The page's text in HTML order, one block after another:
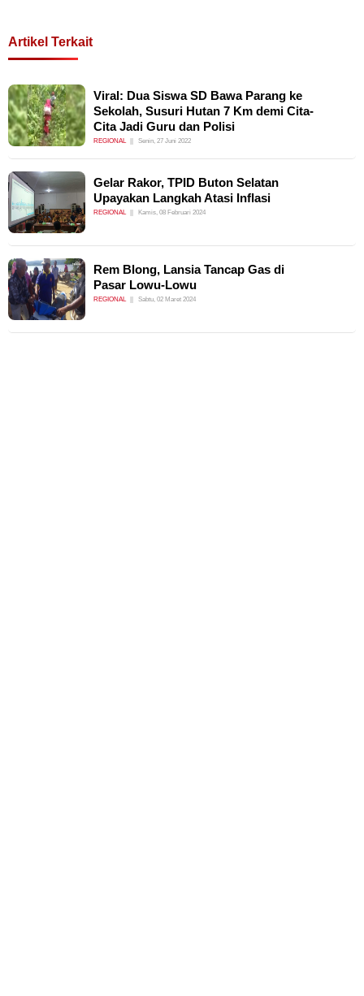
Artikel Terkait
Viral: Dua Siswa SD Bawa Parang ke
Sekolah, Susuri Hutan 7 Km demi Cita-
Cita Jadi Guru dan Polisi
REGIONAL Senin, 27 Juni 2022
Gelar Rakor, TPID Buton Selatan
Upayakan Langkah Atasi Inflasi
REGIONAL Kamis, 08 Februari 2024
Rem Blong, Lansia Tancap Gas di
Pasar Lowu-Lowu
REGIONAL Sabtu, 02 Maret 2024